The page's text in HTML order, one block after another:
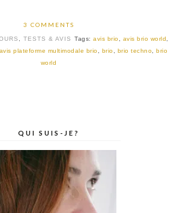
3 COMMENTS
,TESTS & AVIS Tags:avis brio avis brio world
avis plateforme multimodale brio brio brio techno
brio
world
QUI SUIS-JE?